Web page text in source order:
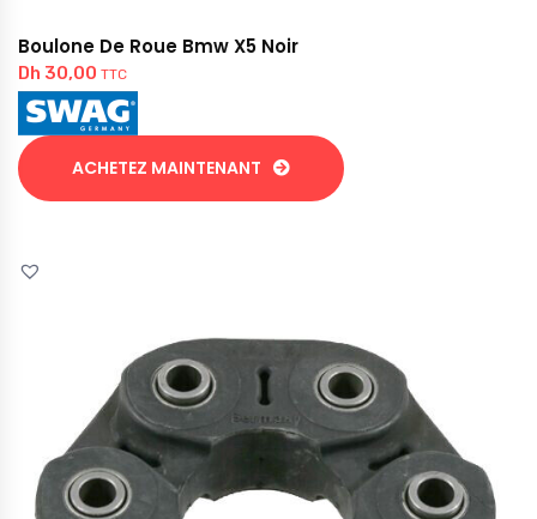
Boulone De Roue Bmw X5 Noir
Dh 30,00 TTC
ACHETEZ MAINTENANT